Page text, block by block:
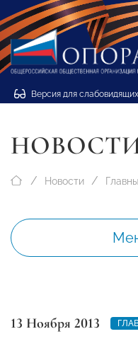
Версия для слабовидящих
Новости
13 Ноября 2013